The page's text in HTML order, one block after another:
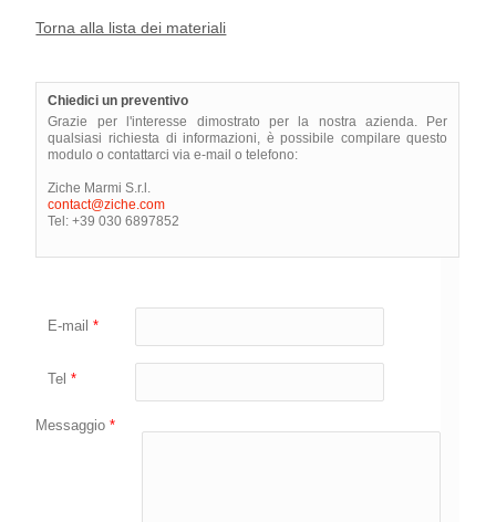
Torna alla lista dei materiali
Chiedici un preventivo
Grazie per l'interesse dimostrato per la nostra azienda. Per
qualsiasi richiesta di informazioni, è possibile compilare questo
modulo o contattarci via e-mail o telefono:
Ziche Marmi S.r.l.
contact@ziche.com
Tel: +39 030 6897852
E-mail*
Tel*
Messaggio*